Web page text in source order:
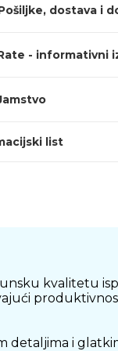
dostava i
- informativni
list
kvalitetu
i